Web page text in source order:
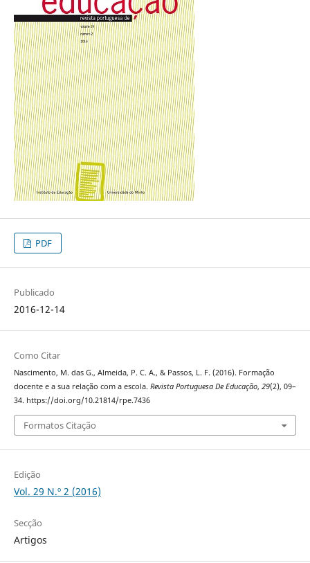
PDF
Publicado
2016-12-14
Como Citar
Nascimento, M. das G., Almeida, P. C. A., & Passos, L. F. (2016). Formação
docente e a sua relação com a escola. Revista Portuguesa De Educação, 29(2), 09–
34. https://doi.org/10.21814/rpe.7436
Formatos Citação
Edição
Vol. 29 N.º 2 (2016)
Secção
Artigos